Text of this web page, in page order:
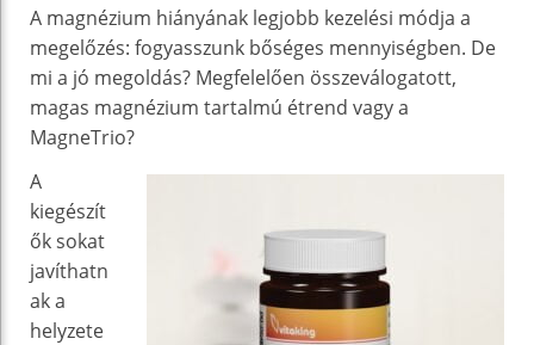
A magnézium hiányának legjobb kezelési módja a
megelőzés: fogyasszunk bőséges mennyiségben. De
mi a jó megoldás? Megfelelően összeválogatott,
magas magnézium tartalmú étrend vagy a
MagneTrio?
A
kiegészít
ők sokat
javíthatn
ak a
helyzete